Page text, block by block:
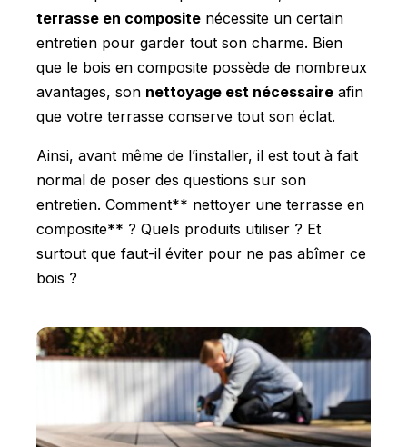
terrasse en composite nécessite un certain
entretien pour garder tout son charme. Bien
que le bois en composite possède de nombreux
avantages, son nettoyage est nécessaire afin
que votre terrasse conserve tout son éclat.
Ainsi, avant même de l’installer, il est tout à fait
normal de poser des questions sur son
entretien. Comment** nettoyer une terrasse en
composite** ? Quels produits utiliser ? Et
surtout que faut-il éviter pour ne pas abîmer ce
bois ?